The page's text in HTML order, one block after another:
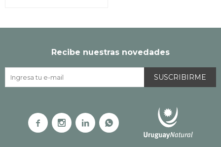
Recibe nuestras novedades
SUSCRIBIRME
   